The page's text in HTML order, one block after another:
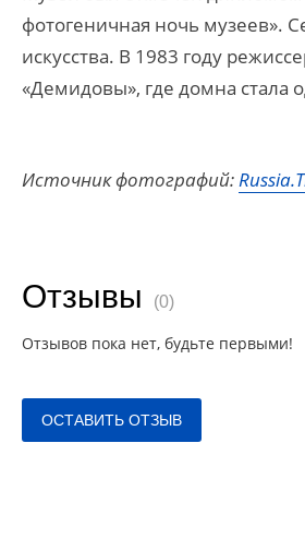
фотогеничная ночь музеев».
искусства. В 1983 году
«Демидовы», где домна стала
Источник фотографий:
Отзывы (0)
Отзывов пока нет, будьте первыми!
ОСТАВИТЬ ОТЗЫВ